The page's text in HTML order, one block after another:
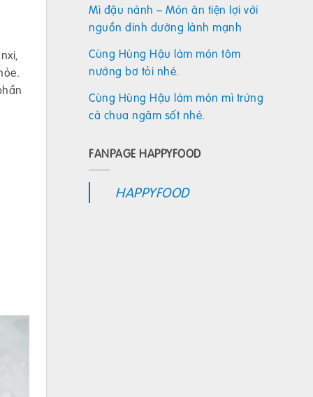
Mì đậu nành – Món ăn tiện lợi với
nguồn dinh dưỡng lành mạnh
Cùng Hùng Hậu làm món tôm
nướng bơ tỏi nhé.
Cùng Hùng Hậu làm món mì trứng
cà chua ngâm sốt nhé.
FANPAGE HAPPYFOOD
HAPPYFOOD